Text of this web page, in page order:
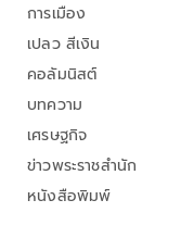
การเมือง
เปลว สีเงิน
คอลัมนิสต์
บทความ
เศรษฐกิจ
ข่าวพระราชสำนัก
หนังสือพิมพ์